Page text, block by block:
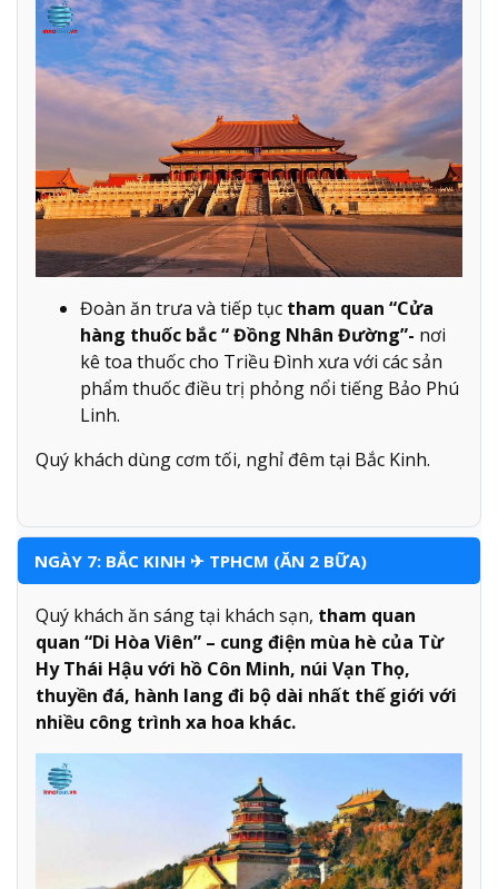
Đoàn ăn trưa và tiếp tục tham quan “Cửa
hàng thuốc bắc “ Đồng Nhân Đường”- nơi
kê toa thuốc cho Triều Đình xưa với các sản
phẩm thuốc điều trị phỏng nổi tiếng Bảo Phú
Linh.
Quý khách dùng cơm tối, nghỉ đêm tại Bắc Kinh.
NGÀY 7: BẮC KINH ✈ TPHCM (ĂN 2 BỮA)
Quý khách ăn sáng tại khách sạn, tham quan
quan “Di Hòa Viên” – cung điện mùa hè của Từ
Hy Thái Hậu với hồ Côn Minh, núi Vạn Thọ,
thuyền đá, hành lang đi bộ dài nhất thế giới với
nhiều công trình xa hoa khác.